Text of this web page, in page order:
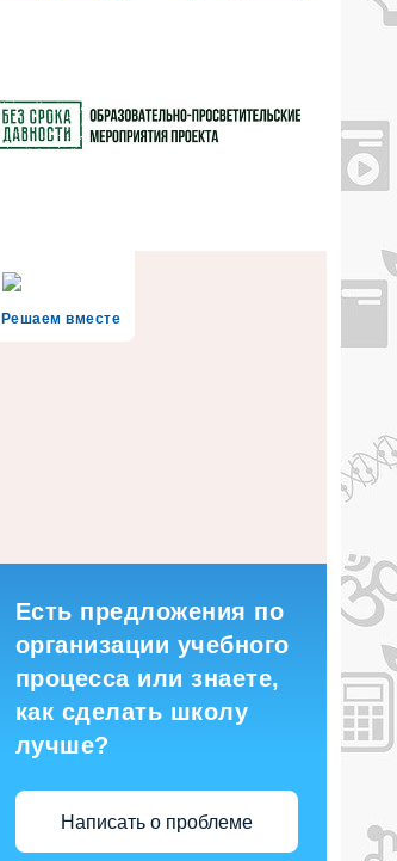
Решаем вместе
Есть предложения по
организации учебного
процесса или знаете,
как сделать школу
лучше?
Написать о проблеме